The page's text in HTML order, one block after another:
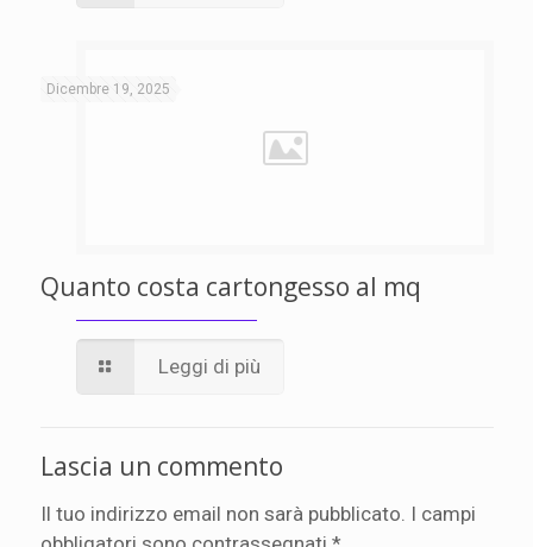
Dicembre 19, 2025
Quanto costa cartongesso al mq
Leggi di più
Lascia un commento
Il tuo indirizzo email non sarà pubblicato. I campi